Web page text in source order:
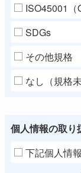
ISO45001（
SDGs
その他規格
なし（規格未
個人情報の取り
下記個人情